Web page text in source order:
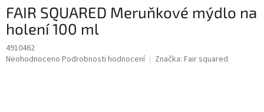
FAIR SQUARED Meruňkové mýdlo na
holení 100 ml
4910462
Průměrné
Neohodnoceno Podrobnosti hodnocení Značka: Fair squared